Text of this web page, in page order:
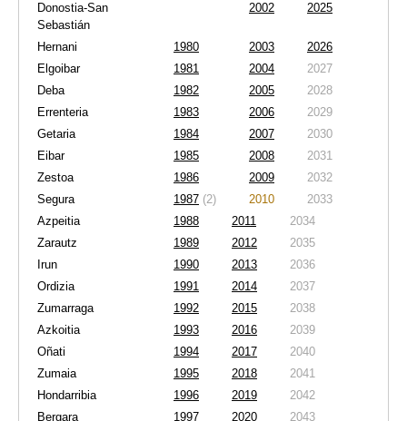
Donostia-San
Sebastián
2002 2025
Hernani 1980 2003
2026
Elgoibar
1981 2004
2027
Deba
1982 2005
2028
Errenteria
1983 2006
2029
Getaria
1984 2007
2030
Eibar
1985 2008
2031
Zestoa
1986 2009
2032
Segura
1987 (2) 2010
2033
Azpeitia
1988 2011
2034
Zarautz
1989 2012
2035
Irun
1990 2013
2036
Ordizia
1991 2014
2037
Zumarraga
1992 2015
2038
Azkoitia
1993 2016
2039
Oñati
1994 2017
2040
Zumaia
1995 2018
2041
Hondarribia
1996 2019
2042
Bergara
1997 2020
2043